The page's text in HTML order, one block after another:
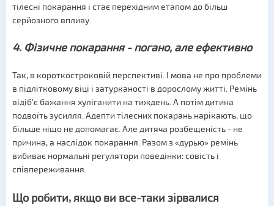
тілесні покарання і стає перехідним етапом до більш
серйозного впливу.
4. Фізичне покарання - погано, але ефективно
Так, в короткостроковій перспективі. І мова не про проблеми
в підлітковому віці і затурканості в дорослому житті. Ремінь
відіб'є бажання хуліганити на тиждень. А потім дитина
подвоїть зусилля. Адепти тілесних покарань нарікають, що
більше ніщо не допомагає. Але дитяча розбещеність - не
причина, а наслідок покарання. Разом з «дурью» ремінь
вибиває нормальні регулятори поведінки: совість і
співпереживання.
Що робити, якщо ви все-таки зірвалися